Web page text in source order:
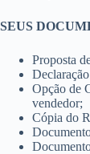
SEUS
Proposta
Opção de
vendedor;
Cópia do